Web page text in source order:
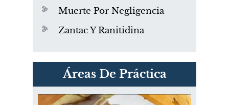
Muerte Por Negligencia
Zantac Y Ranitidina
Áreas De Práctica
PVC Cloruro de polivinilo
Exposición